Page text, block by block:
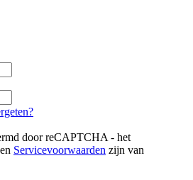
door reCAPTCHA - het
en Servicevoorwaarden zijn van